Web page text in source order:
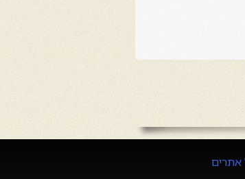
אתרים